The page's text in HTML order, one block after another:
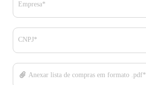
Empresa*
CNPJ*
Anexar lista de compras em formato .pdf*